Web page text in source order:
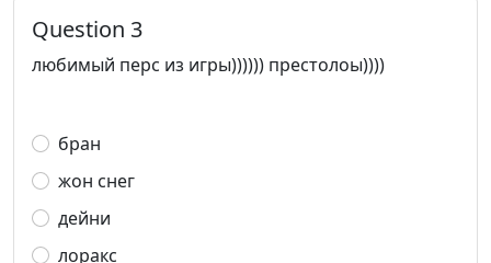
Question 3
любимый перс из игры)))))) престолоы))))
бран
жон снег
дейни
лоракс